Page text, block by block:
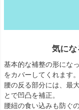
気に
基本的な補整の形にな
をカバーしてくれます。
腰の反る部分には、最
とで凹凸を補正。
腰紐の食い込みも防ぐ